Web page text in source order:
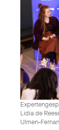
Lidia de
Ulmen-